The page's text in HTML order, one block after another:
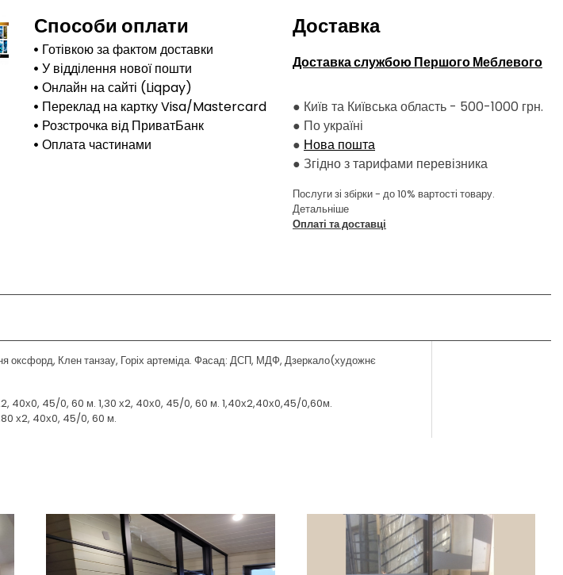
Способи оплати
Готівкою за фактом доставки
У відділення нової пошти
Онлайн на сайті (Liqpay)
Переклад на картку Visa/Mastercard
Розстрочка від ПриватБанк
Оплата частинами
Доставка
Доставка службою Першого Меблевого
● Київ та Київська область - 500-1000 грн.
● По україні
● Нова пошта
● Згідно з тарифами перевізника
Послуги зі збірки - до 10% вартості товару.
Детальніше
Оплаті та доставці
оксфорд, Клен танзау, Горіх артеміда. Фасад: ДСП, МДФ, Дзеркало(художнє
40х0, 45/0, 60 м. 1,30 х2, 40х0, 45/0, 60 м. 1,40х2,40х0,45/0,60м.
х2, 40х0, 45/0, 60 м.